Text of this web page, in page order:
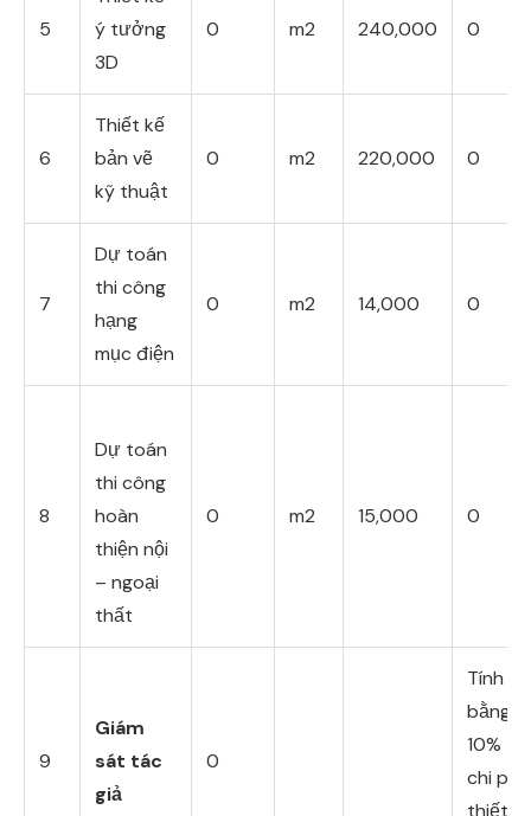
5
ý tưởng
3D
0 m2 240,000 0
6
Thiết kế
bản vẽ
kỹ thuật
0 m2 220,000 0
7
Dự toán
thi công
hạng
mục điện
0 m2 14,000 0
8
Dự toán
thi công
hoàn
thiện nội
– ngoại
thất
0 m2 15,000 0
9
Giám
sát tác
giả
0
Tính
bằng
10%
chi phí